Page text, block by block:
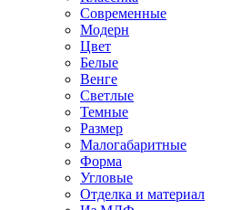
Современные
Модерн
Цвет
Белые
Венге
Светлые
Темные
Размер
Малогабаритные
Форма
Угловые
Отделка и материал